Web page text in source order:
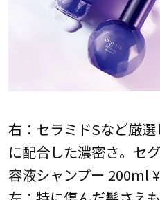
右：セラミドSなど厳
に配合した濃密さ。セ
容液シャンプー 200ml